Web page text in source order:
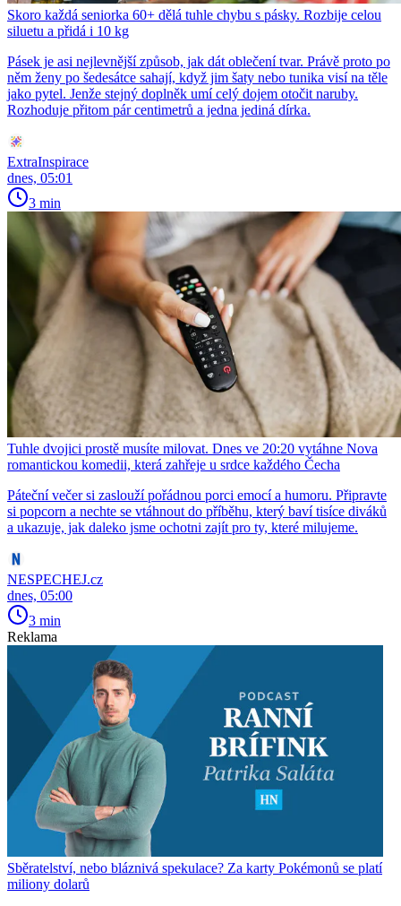
Skoro každá seniorka 60+ dělá tuhle chybu s pásky. Rozbije celou
siluetu a přidá i 10 kg
Pásek je asi nejlevnější způsob, jak dát oblečení tvar. Právě proto po
něm ženy po šedesátce sahají, když jim šaty nebo tunika visí na těle
jako pytel. Jenže stejný doplněk umí celý dojem otočit naruby.
Rozhoduje přitom pár centimetrů a jedna jediná dírka.
ExtraInspirace
dnes, 05:01
3 min
Tuhle dvojici prostě musíte milovat. Dnes ve 20:20 vytáhne Nova
romantickou komedii, která zahřeje u srdce každého Čecha
Páteční večer si zaslouží pořádnou porci emocí a humoru. Připravte
si popcorn a nechte se vtáhnout do příběhu, který baví tisíce diváků
a ukazuje, jak daleko jsme ochotni zajít pro ty, které milujeme.
NESPECHEJ.cz
dnes, 05:00
3 min
Reklama
Sběratelství, nebo bláznivá spekulace? Za karty Pokémonů se platí
miliony dolarů